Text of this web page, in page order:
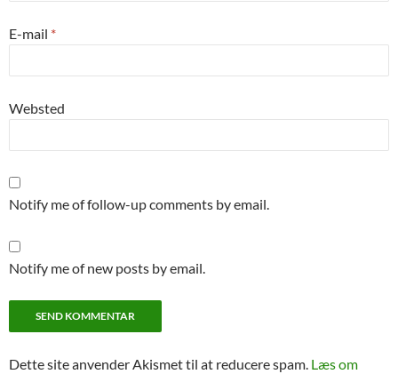
E-mail *
Websted
Notify me of follow-up comments by email.
Notify me of new posts by email.
Dette site anvender Akismet til at reducere spam. Læs om